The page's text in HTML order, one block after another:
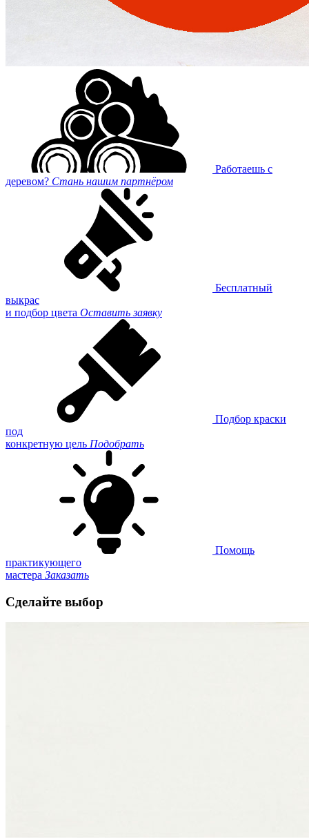
Работаешь с
деревом? Стань нашим партнёром
Бесплатный
выкрас
и подбор цвета Оставить заявку
Подбор краски
под
конкретную цель Подобрать
Помощь
практикующего
мастера Заказать
Сделайте выбор